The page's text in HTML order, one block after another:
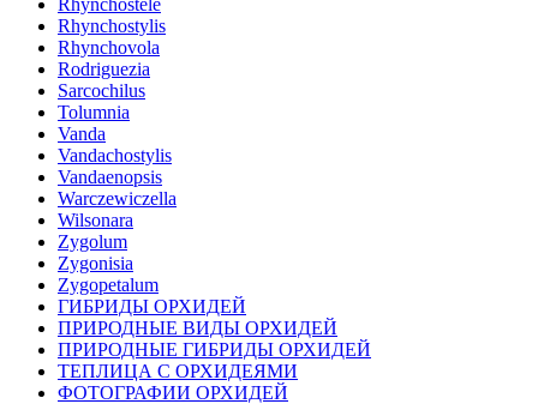
Rhynchostylis
Rhynchovola
Rodriguezia
Sarcochilus
Tolumnia
Vanda
Vandachostylis
Vandaenopsis
Warczewiczella
Wilsonara
Zygolum
Zygonisia
Zygopetalum
ГИБРИДЫ ОРХИДЕЙ
ПРИРОДНЫЕ ВИДЫ ОРХИДЕЙ
ПРИРОДНЫЕ ГИБРИДЫ ОРХИДЕЙ
ТЕПЛИЦА С ОРХИДЕЯМИ
ФОТОГРАФИИ ОРХИДЕЙ